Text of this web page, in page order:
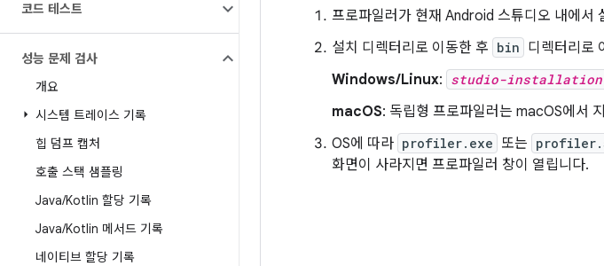
코드 테스트
성능 문제 검사
개요
시스템 트레이스 기록
힙 덤프 캡처
호출 스택 샘플링
Java/Kotlin 할당 기록
Java/Kotlin 메서드 기록
네이티브 할당 기록
프로파일러가 현재 Android 스튜디오 내에서
설치 디렉터리로 이동한 후 bin 디렉터리로
Windows/Linux: studio-
macOS: 독립형 프로파일러는 macOS에서
OS에 따라 profiler.exe 또는
화면이 사라지면 프로파일러 창이 열립니다.